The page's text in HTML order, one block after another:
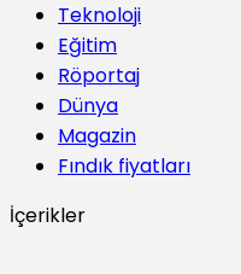
Teknoloji
Eğitim
Röportaj
Dünya
Magazin
Fındık fiyatları
İçerikler